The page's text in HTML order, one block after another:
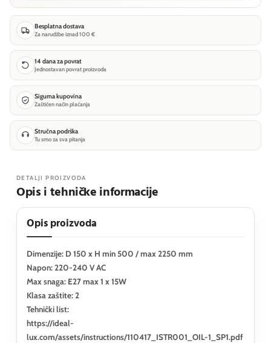
Besplatna dostava
Za narudžbe iznad 100 €
14 dana za povrat
Jednostavan povrat proizvoda
Sigurna kupovina
Zaštićen način plaćanja
Stručna podrška
Tu smo za sva pitanja
DETALJI PROIZVODA
Opis i tehničke informacije
Opis proizvoda
Dimenzije: D 150 x H min 500 / max 2250 mm
Napon: 220-240 V AC
Max snaga: E27 max 1 x 15W
Klasa zaštite: 2
Tehnički list:
https://ideal-
lux.com/assets/instructions/110417_ISTR001_OIL-1_SP1.pdf